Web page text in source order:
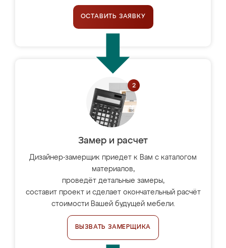
ОСТАВИТЬ ЗАЯВКУ
Замер и расчет
Дизайнер-замерщик приедет к Вам с каталогом
материалов,
проведёт детальные замеры,
составит проект и сделает окончательный расчёт
стоимости Вашей будущей мебели.
ВЫЗВАТЬ ЗАМЕРЩИКА